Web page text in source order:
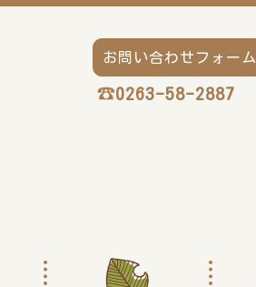
お問い合わせフォーム
0263-58-2887